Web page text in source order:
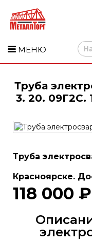
МЕНЮ
Труба
3. 20. 09Г2С.
Труба
Красноярске.
118 000 ₽